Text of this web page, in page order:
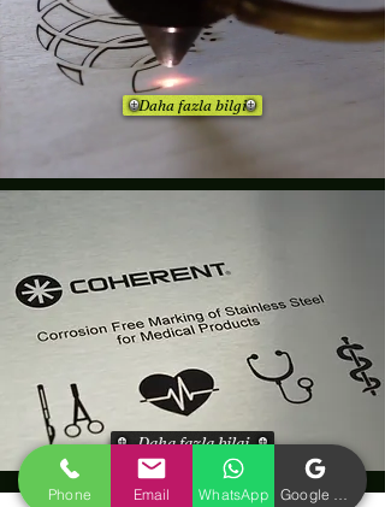
Daha fazla bilgi
Daha fazla bilgi
renkliuvbaskı lazerkazımakesim
Phone Email WhatsApp